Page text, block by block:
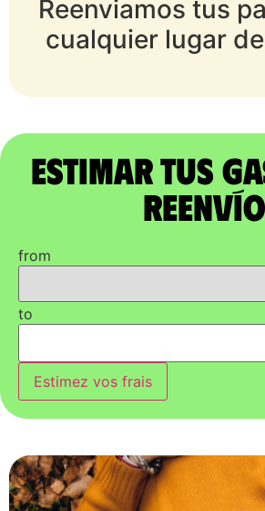
Reenviamos tus
cualquier lugar
Estimar tus
reenvío
from
to
Estimez vos frais